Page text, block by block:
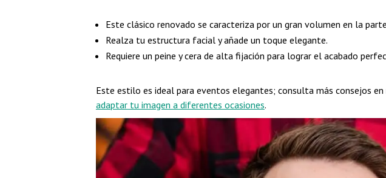
Este clásico renovado se caracteriza por un gran volumen en la
Realza tu estructura facial y añade un toque elegante.
Requiere un peine y cera de alta fijación para lograr el acabado
Este estilo es ideal para eventos elegantes; consulta más consejos
adaptar tu imagen a diferentes ocasiones.